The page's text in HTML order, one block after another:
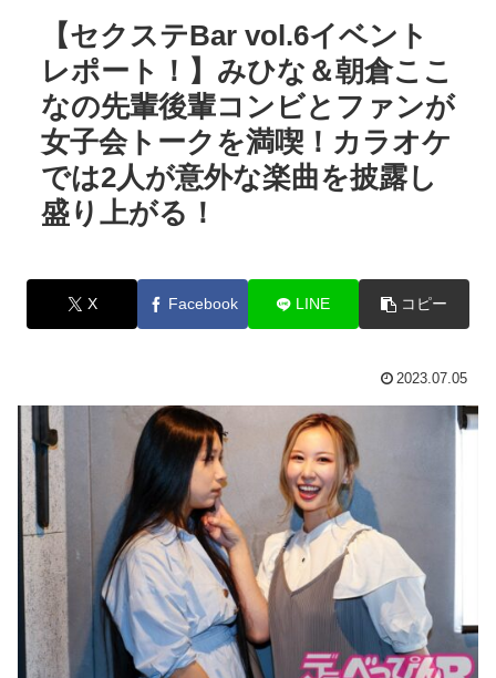
【セクステBar vol.6イベント
レポート！】みひな＆朝倉ここ
なの先輩後輩コンビとファンが
女子会トークを満喫！カラオケ
では2人が意外な楽曲を披露し
盛り上がる！
X Facebook LINE コピー
2023.07.05